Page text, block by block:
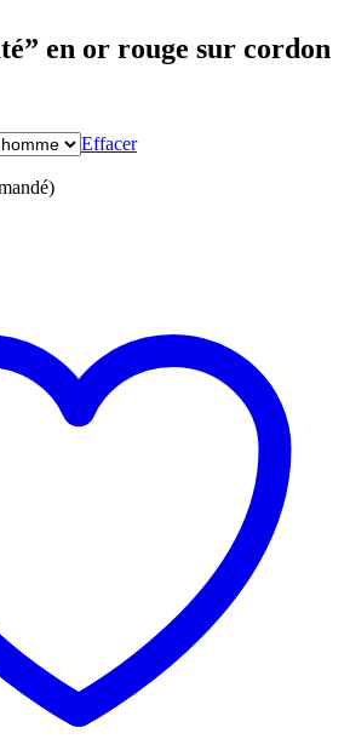
en or rouge sur cordon
Effacer